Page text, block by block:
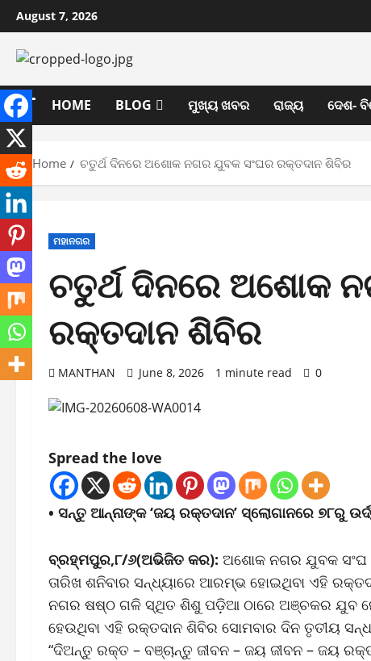
Skip
to
content
August 7, 2026
HOME BLOG ମୁଖ୍ୟ ଖବର ରାଜ୍ୟ ଦେଶ-
Home ଚତୁର୍ଥ ଦିନରେ ଅଶୋକ ନଗର ଯୁବକ ସଂଘର ରକ୍ତଦାନ ଶିବିର
ମହାନଗର
ଚତୁର୍ଥ ଦିନରେ ଅଶୋକ
ରକ୍ତଦାନ ଶିବିର
MANTHAN June 8, 2026 1 minute read 0
Spread the love
• ସନ୍ତୁ ଆନ୍ନାଙ୍କ ‘ଜୟ ରକ୍ତଦାନ’ ସ୍ଲୋଗାନରେ ୭୮ରୁ
ବ୍ରହ୍ମପୁର,୮/୬(ଅଭିଜିତ କର): ଅଶୋକ ନଗର ଯୁବକ ସଂଘ
ତାରିଖ ଶନିବାର ସନ୍ଧ୍ୟାରେ ଆରମ୍ଭ ହୋଇଥିବା ଏହି
ନଗର ଷଷ୍ଠ ଗଳି ସ୍ଥିତ ଶିଶୁ ପଡ଼ିଆ ଠାରେ ଅଞ୍ଚକର ଯୁବ
ହେଉଥିବା ଏହି ରକ୍ତଦାନ ଶିବିର ସୋମବାର ଦିନ ତୃତୀୟ
“ଦିଅନ୍ତୁ ରକ୍ତ – ବଞ୍ଚାନ୍ତୁ ଜୀବନ – ଜୟ ଜୀବନ – ଜୟ